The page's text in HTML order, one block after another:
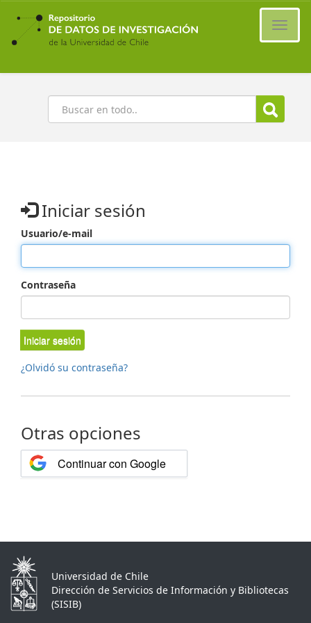
Ir
contenido
principal
Buscar
Iniciar sesión
Usuario/e-mail
Contraseña
Iniciar sesión
¿Olvidó su contraseña?
Otras opciones
Continuar con Google
Universidad de Chile
Dirección de Servicios de Información y Bibliotecas
(SISIB)